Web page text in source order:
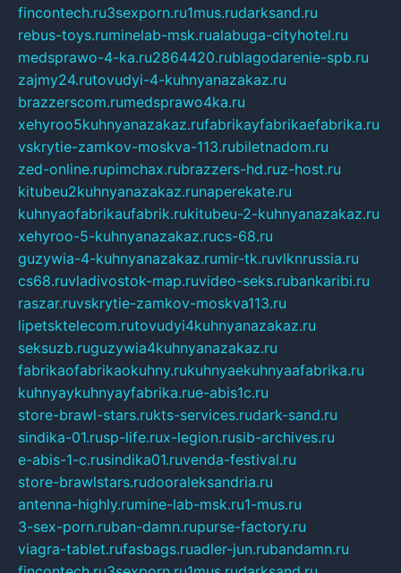
fincontech.ru3sexporn.ru1mus.rudarksand.ru
rebus-toys.ruminelab-msk.rualabuga-cityhotel.ru
medsprawo-4-ka.ru2864420.rublagodarenie-spb.ru
zajmy24.rutovudyi-4-kuhnyanazakaz.ru
brazzerscom.rumedsprawo4ka.ru
xehyroo5kuhnyanazakaz.rufabrikayfabrikaefabrika.ru
vskrytie-zamkov-moskva-113.rubiletnadom.ru
zed-online.rupimchax.rubrazzers-hd.ruz-host.ru
kitubeu2kuhnyanazakaz.runaperekate.ru
kuhnyaofabrikaufabrik.rukitubeu-2-kuhnyanazakaz.ru
xehyroo-5-kuhnyanazakaz.rucs-68.ru
guzywia-4-kuhnyanazakaz.rumir-tk.ruvlknrussia.ru
cs68.ruvladivostok-map.ruvideo-seks.rubankaribi.ru
raszar.ruvskrytie-zamkov-moskva113.ru
lipetsktelecom.rutovudyi4kuhnyanazakaz.ru
seksuzb.ruguzywia4kuhnyanazakaz.ru
fabrikaofabrikaokuhny.rukuhnyaekuhnyaafabrika.ru
kuhnyaykuhnyayfabrika.rue-abis1c.ru
store-brawl-stars.rukts-services.rudark-sand.ru
sindika-01.rusp-life.rux-legion.rusib-archives.ru
e-abis-1-c.rusindika01.ruvenda-festival.ru
store-brawlstars.rudooraleksandria.ru
antenna-highly.rumine-lab-msk.ru1-mus.ru
3-sex-porn.ruban-damn.rupurse-factory.ru
viagra-tablet.rufasbags.ruadler-jun.rubandamn.ru